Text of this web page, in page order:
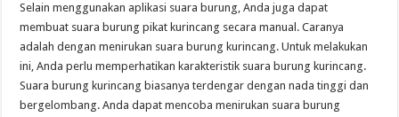
Selain menggunakan aplikasi suara burung, Anda juga dapat
membuat suara burung pikat kurincang secara manual. Caranya
adalah dengan menirukan suara burung kurincang. Untuk melakukan
ini, Anda perlu memperhatikan karakteristik suara burung kurincang.
Suara burung kurincang biasanya terdengar dengan nada tinggi dan
bergelombang. Anda dapat mencoba menirukan suara burung